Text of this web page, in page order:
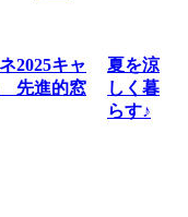
夏を涼
しく暮
らす♪